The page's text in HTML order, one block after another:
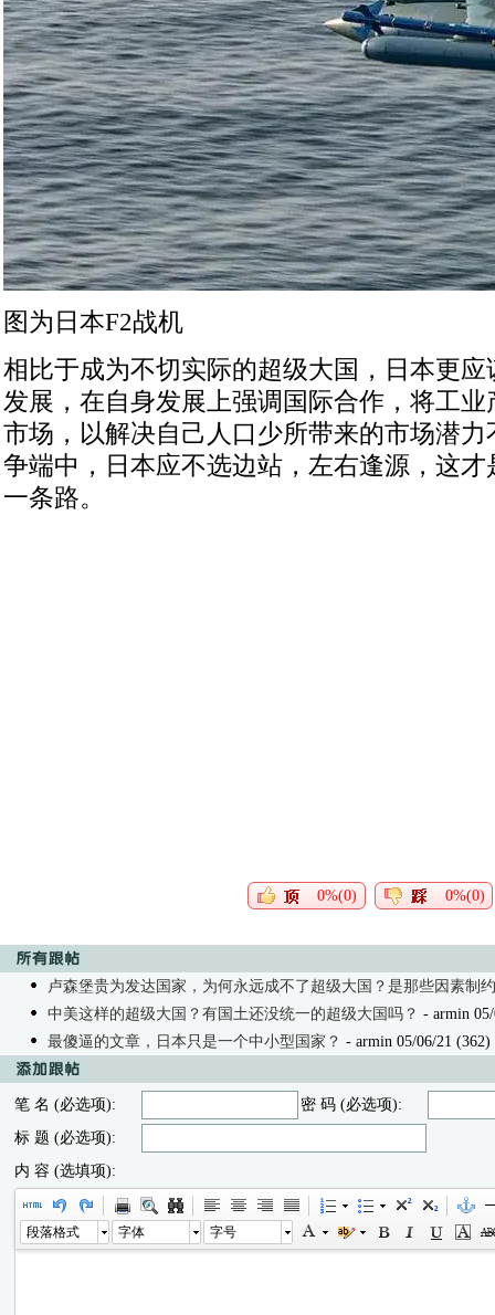
图为日本F2战机
相比于成为不切实际的超级大国，日本更
发展，在自身发展上强调国际合作，将工
市场，以解决自己人口少所带来的市场潜
争端中，日本应不选边站，左右逢源，这
一条路。
0%(0) 0%(0)
卢森堡贵为发达国家，为何永远成不了超级大国？是那些因素制
中美这样的超级大国？有国土还没统一的超级大国吗？ - armin
最傻逼的文章，日本只是一个中小型国家？ - armin 05/06/21 (362)
笔 名 (必选项):
密 码 (必选项):
标 题 (必选项):
内 容 (选填项):
段落格式 字体 字号